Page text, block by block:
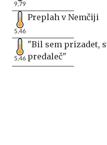
9,79
5,46
Preplah v Nemčiji
5,46
"Bil sem prizadet,
predaleč"